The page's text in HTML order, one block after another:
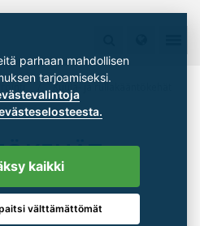
Kuula- ja rullakääntökehät
yksi- ja kaksiriviset
sekä
parhaan mahdollisen
kaikki
välttämättömät